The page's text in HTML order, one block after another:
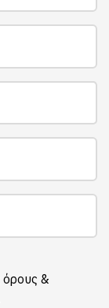
όρους &